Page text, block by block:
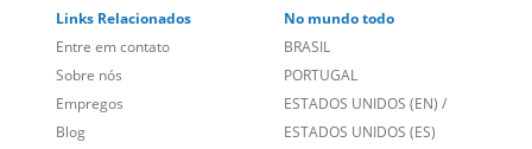
Entre em contato
Sobre nós
Empregos
Blog
Social
BRASIL
PORTUGAL
ESTADOS UNIDOS (EN)
ESTADOS UNIDOS (ES)
CANADÁ (EN)/CANADÁ (FR)